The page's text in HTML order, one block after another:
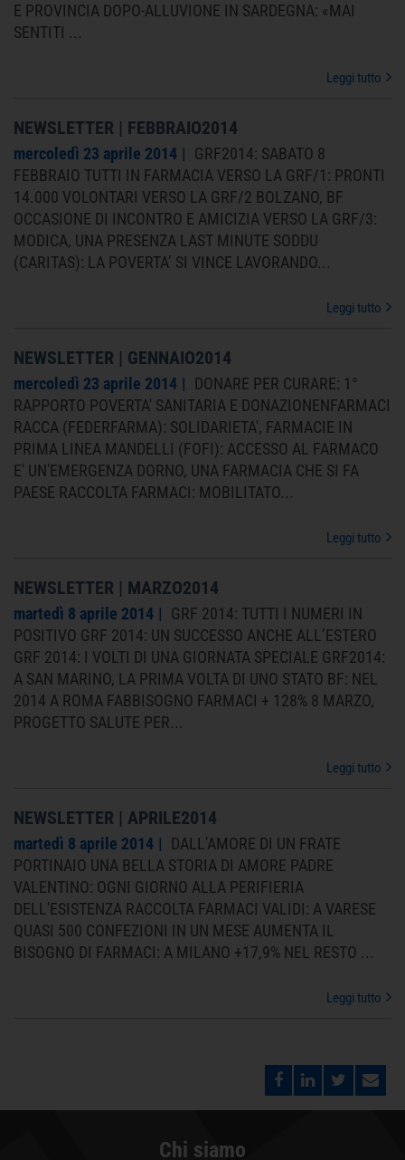
E PROVINCIA DOPO-ALLUVIONE IN SARDEGNA: «MAI
SENTITI ...
Leggi tutto
NEWSLETTER | FEBBRAIO2014
mercoledì 23 aprile 2014
GRF2014: SABATO 8
FEBBRAIO TUTTI IN FARMACIA VERSO LA GRF/1: PRONTI
14.000 VOLONTARI VERSO LA GRF/2 BOLZANO, BF
OCCASIONE DI INCONTRO E AMICIZIA VERSO LA GRF/3:
MODICA, UNA PRESENZA LAST MINUTE SODDU
(CARITAS): LA POVERTA’ SI VINCE LAVORANDO...
Leggi tutto
NEWSLETTER | GENNAIO2014
mercoledì 23 aprile 2014
DONARE PER CURARE: 1°
RAPPORTO POVERTA' SANITARIA E DONAZIONENFARMACI
RACCA (FEDERFARMA): SOLIDARIETA', FARMACIE IN
PRIMA LINEA MANDELLI (FOFI): ACCESSO AL FARMACO
E' UN'EMERGENZA DORNO, UNA FARMACIA CHE SI FA
PAESE RACCOLTA FARMACI: MOBILITATO...
Leggi tutto
NEWSLETTER | MARZO2014
martedì 8 aprile 2014
GRF 2014: TUTTI I NUMERI IN
POSITIVO GRF 2014: UN SUCCESSO ANCHE ALL’ESTERO
GRF 2014: I VOLTI DI UNA GIORNATA SPECIALE GRF2014:
A SAN MARINO, LA PRIMA VOLTA DI UNO STATO BF: NEL
2014 A ROMA FABBISOGNO FARMACI + 128% 8 MARZO,
PROGETTO SALUTE PER...
Leggi tutto
NEWSLETTER | APRILE2014
martedì 8 aprile 2014
DALL'AMORE DI UN FRATE
PORTINAIO UNA BELLA STORIA DI AMORE PADRE
VALENTINO: OGNI GIORNO ALLA PERIFIERIA
DELL'ESISTENZA RACCOLTA FARMACI VALIDI: A VARESE
QUASI 500 CONFEZIONI IN UN MESE AUMENTA IL
BISOGNO DI FARMACI: A MILANO +17,9% NEL RESTO ...
Leggi tutto
Chi siamo